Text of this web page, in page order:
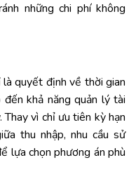
những chi phí không
là quyết định về thời gian
khả năng quản lý tài
Thay vì chỉ ưu tiên kỳ hạn
thu nhập, nhu cầu sử
lựa chọn phương án phù